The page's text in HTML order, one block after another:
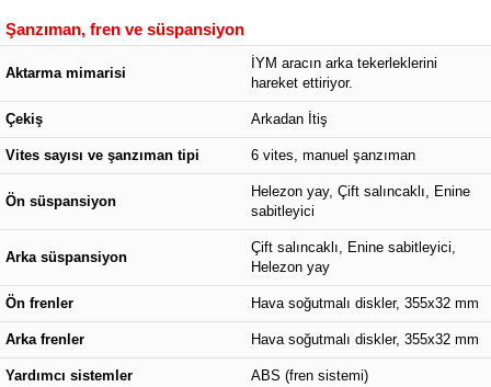
Şanzıman, fren ve süspansiyon
Aktarma mimarisi
İYM aracın arka tekerleklerini
hareket ettiriyor.
Çekiş Arkadan İtiş
Vites sayısı ve şanzıman tipi 6 vites, manuel şanzıman
Ön süspansiyon
Helezon yay, Çift salıncaklı, Enine
sabitleyici
Arka süspansiyon
Çift salıncaklı, Enine sabitleyici,
Helezon yay
Ön frenler Hava soğutmalı diskler, 355x32 mm
Arka frenler Hava soğutmalı diskler, 355x32 mm
Yardımcı sistemler ABS (fren sistemi)